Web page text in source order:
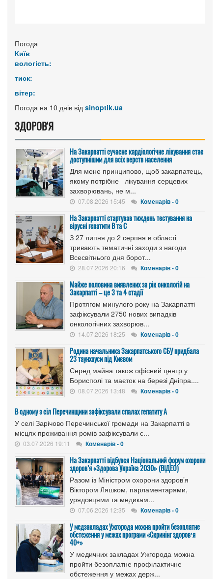
Погода
Київ
вологість:
тиск:
вітер:
Погода на 10 днів від sinoptik.ua
ЗДОРОВ'Я
На Закарпатті сучасне кардіологічне лікування стає
доступнішим для всіх верств населення
Для мене принципово, щоб закарпатець,
якому потрібне лікування серцевих
захворювань, не м...
07.08.2026 15:45 Коменарів - 0
На Закарпатті стартував тиждень тестування на
вірусні гепатити B та C
З 27 липня до 2 серпня в області
тривають тематичні заходи з нагоди
Всесвітнього дня борот...
28.07.2026 20:16 Коменарів - 0
Майже половина виявлених за рік онкологій на
Закарпатті – це 3 та 4 стадії
Протягом минулого року на Закарпатті
зафіксували 2750 нових випадків
онкологічних захворюв...
14.07.2026 18:25 Коменарів - 0
Родина начальника Закарпатського СБУ придбала
23 таунхауси під Києвом
Серед майна також офісний центр у
Борисполі та маєток на березі Дніпра....
08.07.2026 13:48 Коменарів - 0
В одному з сіл Перечинщини зафіксували спалах гепатиту А
У селі Зарічово Перечинської громади на Закарпатті в
місцях проживання ромів зафіксували с...
03.07.2026 19:11 Коменарів - 0
На Закарпатті відбувся Національний форум охорони
здоров’я «Здорова Україна 2030» (ВІДЕО)
Разом із Міністром охорони здоров’я
Віктором Ляшком, парламентарями,
урядовцями та медикам...
07.06.2026 12:35 Коменарів - 0
У медзакладах Ужгорода можна пройти безоплатне
обстеження у межах програми «Скринінг здоровʼя
40+»
У медичних закладах Ужгорода можна
пройти безоплатне профілактичне
обстеження у межах держ...